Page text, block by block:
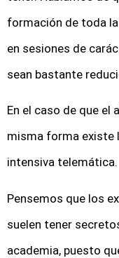
formación de toda
en sesiones de
sean bastante
En el caso de que el
misma forma existe
intensiva telemática.
Pensemos que los
suelen tener
academia, puesto